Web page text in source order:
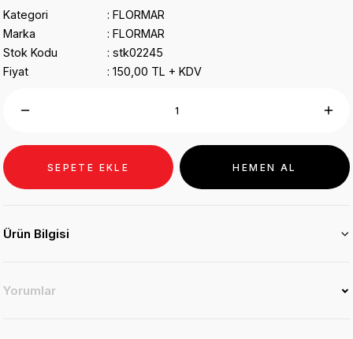
Kategori
FLORMAR
Marka
FLORMAR
Stok Kodu
stk02245
Fiyat
150,00 TL + KDV
SEPETE EKLE HEMEN AL
Ürün Bilgisi
Yorumlar